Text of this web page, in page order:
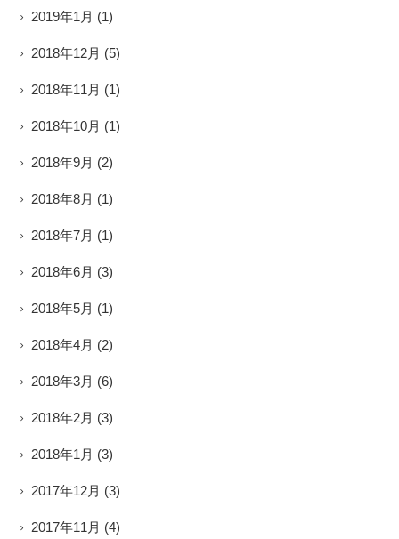
2019年1月 (1)
2018年12月 (5)
2018年11月 (1)
2018年10月 (1)
2018年9月 (2)
2018年8月 (1)
2018年7月 (1)
2018年6月 (3)
2018年5月 (1)
2018年4月 (2)
2018年3月 (6)
2018年2月 (3)
2018年1月 (3)
2017年12月 (3)
2017年11月 (4)